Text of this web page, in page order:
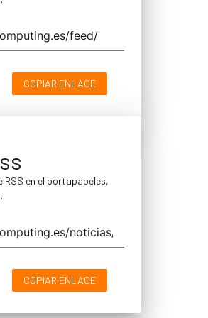
COPIAR ENLACE
RSS en el portapapeles,
COPIAR ENLACE